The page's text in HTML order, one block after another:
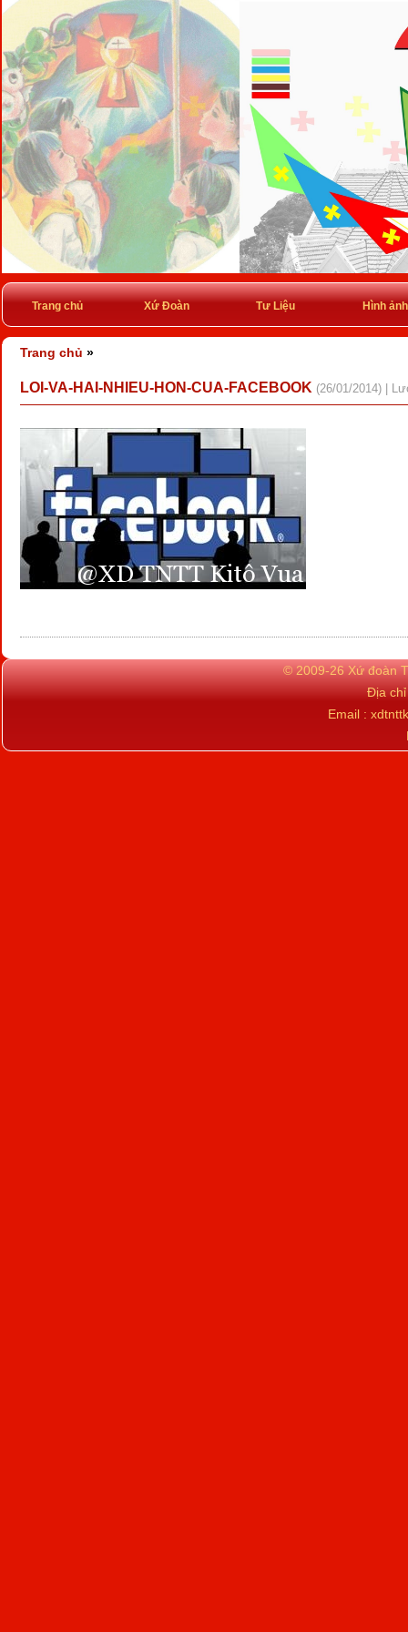
Trang chủ Xứ Đoàn Tư Liệu Hình ảnh
Trang chủ »
LOI-VA-HAI-NHIEU-HON-CUA-FACEBOOK (26/01/2014) |
© 2009-26 Xứ đoàn
Địa
Email :